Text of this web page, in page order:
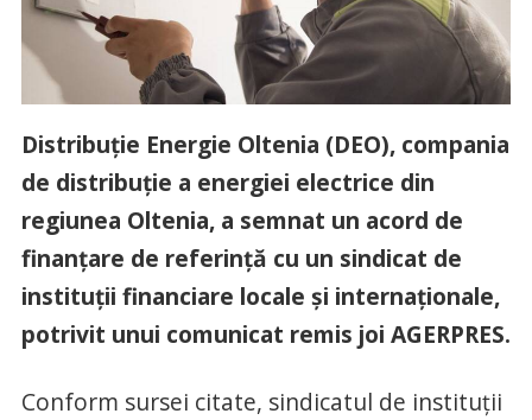
Distribuţie Energie Oltenia (DEO), compania
de distribuţie a energiei electrice din
regiunea Oltenia, a semnat un acord de
finanţare de referinţă cu un sindicat de
instituţii financiare locale şi internaţionale,
potrivit unui comunicat remis joi AGERPRES.
Conform sursei citate, sindicatul de instituţii